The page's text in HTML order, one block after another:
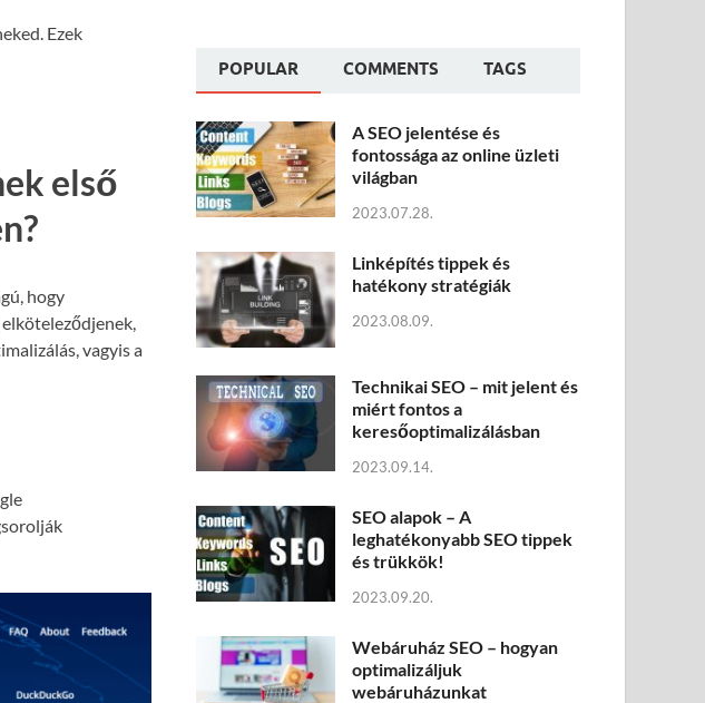
Ezek
első
hogy
vagyis a
POPULAR COMMENTS TAGS
A SEO jelentése és
fontossága az online üzleti
világban
2023.07.28.
Linképítés tippek és
hatékony stratégiák
2023.08.09.
Technikai SEO – mit jelent és
miért fontos a
keresőoptimalizálásban
2023.09.14.
SEO alapok – A
leghatékonyabb SEO tippek
és trükkök!
2023.09.20.
Webáruház SEO – hogyan
optimalizáljuk
webáruházunkat